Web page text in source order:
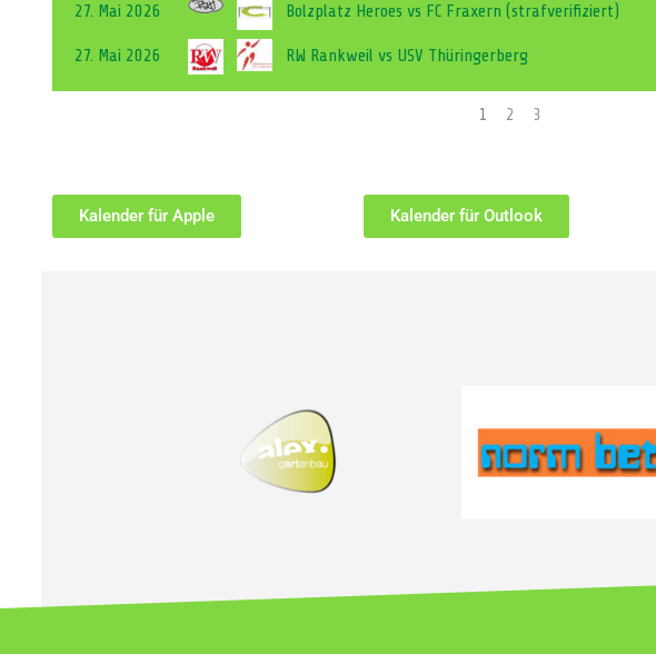
27. Mai 2026 Bolzplatz Heroes vs FC Fraxern (strafverifiziert)
27. Mai 2026 RW Rankweil vs USV Thüringerberg
1 2 3
Kalender für Apple Kalender für Outlook